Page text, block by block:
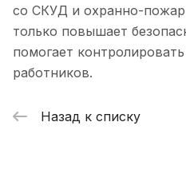
со СКУД и охранно-
только повышает
помогает
работников.
Назад к списку